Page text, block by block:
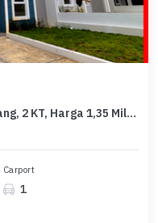
Rumah Favorit di BSB City, Semarang, 2 KT, Harga 1,35 Miliar
Carport
1